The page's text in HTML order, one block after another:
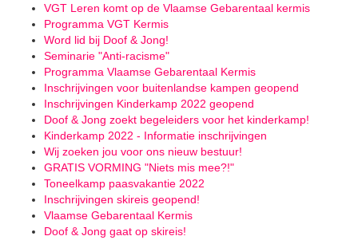
VGT Leren komt op de Vlaamse Gebarentaal kermis
Programma VGT Kermis
Word lid bij Doof & Jong!
Seminarie "Anti-racisme"
Programma Vlaamse Gebarentaal Kermis
Inschrijvingen voor buitenlandse kampen geopend
Inschrijvingen Kinderkamp 2022 geopend
Doof & Jong zoekt begeleiders voor het kinderkamp!
Kinderkamp 2022 - Informatie inschrijvingen
Wij zoeken jou voor ons nieuw bestuur!
GRATIS VORMING "Niets mis mee?!"
Toneelkamp paasvakantie 2022
Inschrijvingen skireis geopend!
Vlaamse Gebarentaal Kermis
Doof & Jong gaat op skireis!